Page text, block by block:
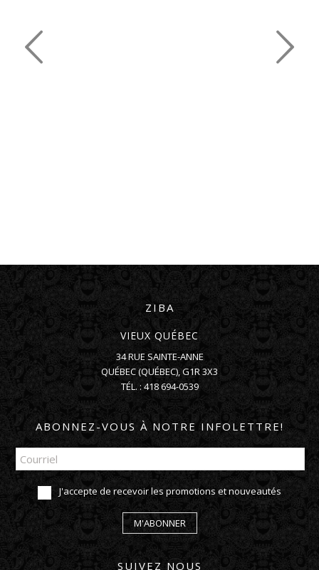
ZIBA
VIEUX QUÉBEC
34 RUE SAINTE-ANNE
QUÉBEC(QUÉBEC),G1R 3X3
TÉL. : 418 694-0539
ABONNEZ-VOUS À NOTRE INFOLETTRE!
J'accepte de recevoir les promotions et nouveautés
M'ABONNER
SUIVEZ NOUS